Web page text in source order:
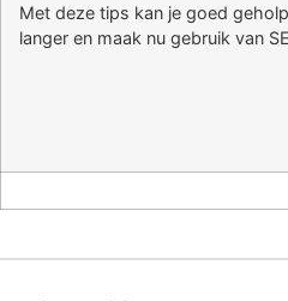
Met deze tips kan je goed
langer en maak nu gebruik van